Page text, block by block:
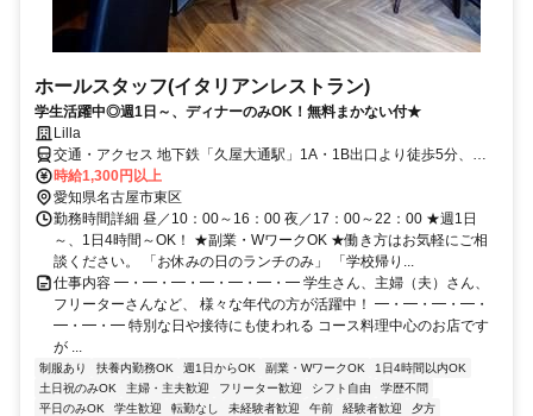
ホールスタッフ(イタリアンレストラン)
学生活躍中◎週1日～、ディナーのみOK！無料まかない付★
Lilla
交通・アクセス 地下鉄「久屋大通駅」1A・1B出口より徒歩5分、
「高岳駅」1番出口より徒歩12分 ★久屋大通公園”ケヤキヒロバ”から
東へスグ！
時給1,300円以上
愛知県名古屋市東区
勤務時間詳細 昼／10：00～16：00 夜／17：00～22：00 ★週1日
～、1日4時間～OK！ ★副業・WワークOK ★働き方はお気軽にご相
談ください。 「お休みの日のランチのみ」 「学校帰り...
仕事内容 ━・━・━・━・━・━・━ 学生さん、主婦（夫）さん、
フリーターさんなど、 様々な年代の方が活躍中！ ━・━・━・━・
━・━・━ 特別な日や接待にも使われる コース料理中心のお店です
が ...
制服あり 扶養内勤務OK 週1日からOK 副業・WワークOK
1日4時間以内OK
土日祝のみOK
主婦・主夫歓迎 フリーター歓迎 シフト自由
学歴不問
平日のみOK
学生歓迎 転勤なし 未経験者歓迎 午前 経験者歓迎
夕方